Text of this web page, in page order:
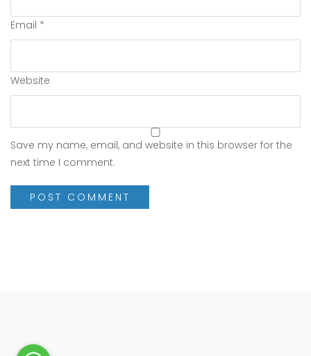
Email *
Website
Save my name, email, and website in this browser for the
next time I comment.